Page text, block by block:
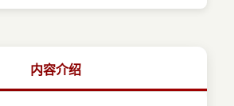
内容介绍